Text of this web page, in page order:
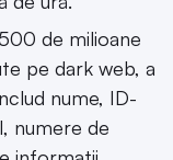
de milioane
pe dark web, a
nume, ID-
numere de